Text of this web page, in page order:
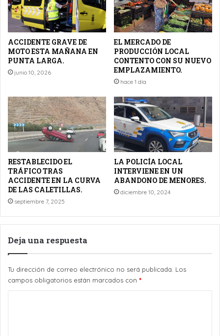
ACCIDENTE GRAVE DE
MOTO ESTA MAÑANA EN
PUNTA LARGA.
junio 10, 2026
EL MERCADO DE
PRODUCCIÓN LOCAL
CONTENTO CON SU NUEVO
EMPLAZAMIENTO.
hace 1 día
RESTABLECIDO EL
TRÁFICO TRAS
ACCIDENTE EN LA CURVA
DE LAS CALETILLAS.
septiembre 7, 2025
LA POLICÍA LOCAL
INTERVIENE EN UN
ABANDONO DE MENORES.
diciembre 10, 2024
Deja una respuesta
Tu dirección de correo electrónico no será publicada. Los
campos obligatorios están marcados con *